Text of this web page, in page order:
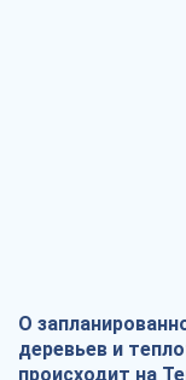
О
деревьев и
происходит на